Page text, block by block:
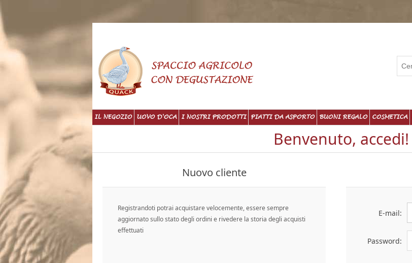
IL NEGOZIO UOVO D'OCA I NOSTRI PRODOTTI PIATTI DA ASPORTO BUONI REGALO COSMETICA
Benvenuto, accedi!
Nuovo cliente
Registrandoti potrai acquistare velocemente, essere sempre
aggiornato sullo stato degli ordini e rivedere la storia degli acquisti
effettuati
E-mail:
Password: